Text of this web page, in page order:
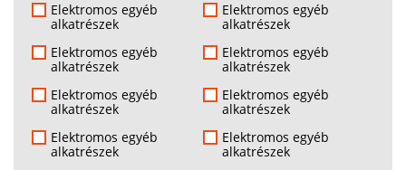
Elektromos egyéb
alkatrészek
Elektromos egyéb
alkatrészek
Elektromos egyéb
alkatrészek
Elektromos egyéb
alkatrészek
Elektromos egyéb
alkatrészek
Elektromos egyéb
alkatrészek
Elektromos egyéb
alkatrészek
Elektromos egyéb
alkatrészek